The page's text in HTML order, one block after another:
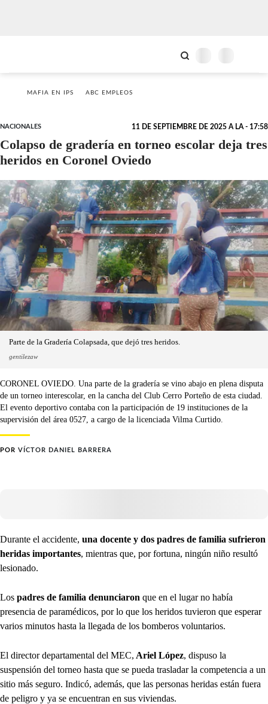
MAFIA EN IPS ABC EMPLEOS
NACIONALES 11 DE SEPTIEMBRE DE 2025 A LA - 17:58
Colapso de gradería en torneo escolar deja tres
heridos en Coronel Oviedo
Parte de la Gradería Colapsada, que dejó tres heridos.
gentilezaw
CORONEL OVIEDO. Una parte de la gradería se vino abajo en plena disputa
de un torneo interescolar, en la cancha del Club Cerro Porteño de esta ciudad.
El evento deportivo contaba con la participación de 19 instituciones de la
supervisión del área 0527, a cargo de la licenciada Vilma Curtido.
POR VÍCTOR DANIEL BARRERA
Durante el accidente, una docente y dos padres de familia sufrieron
heridas importantes, mientras que, por fortuna, ningún niño resultó
lesionado.
Los padres de familia denunciaron que en el lugar no había
presencia de paramédicos, por lo que los heridos tuvieron que esperar
varios minutos hasta la llegada de los bomberos voluntarios.
El director departamental del MEC, Ariel López, dispuso la
suspensión del torneo hasta que se pueda trasladar la competencia a un
sitio más seguro. Indicó, además, que las personas heridas están fuera
de peligro y ya se encuentran en sus viviendas.